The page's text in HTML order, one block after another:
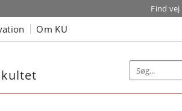
Find vej
Om KU